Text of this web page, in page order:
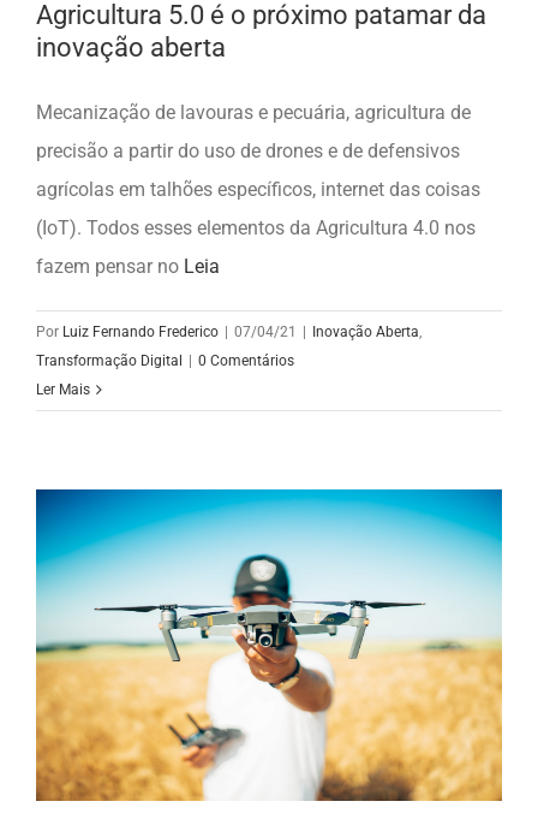
Agricultura 5.0 é o próximo patamar da
inovação aberta
Mecanização de lavouras e pecuária, agricultura de
precisão a partir do uso de drones e de defensivos
agrícolas em talhões específicos, internet das coisas
(IoT). Todos esses elementos da Agricultura 4.0 nos
fazem pensar no Leia
Por Luiz Fernando Frederico 07/04/21 Inovação Aberta,
Transformação Digital
0 Comentários
Ler Mais